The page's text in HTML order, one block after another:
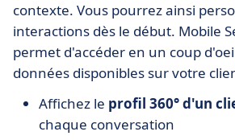
contexte. Vous pourrez ainsi
interactions dès le début. Mobile
permet d'accéder en un coup
données disponibles sur votre
Affichez le profil 360° d'un
chaque conversation